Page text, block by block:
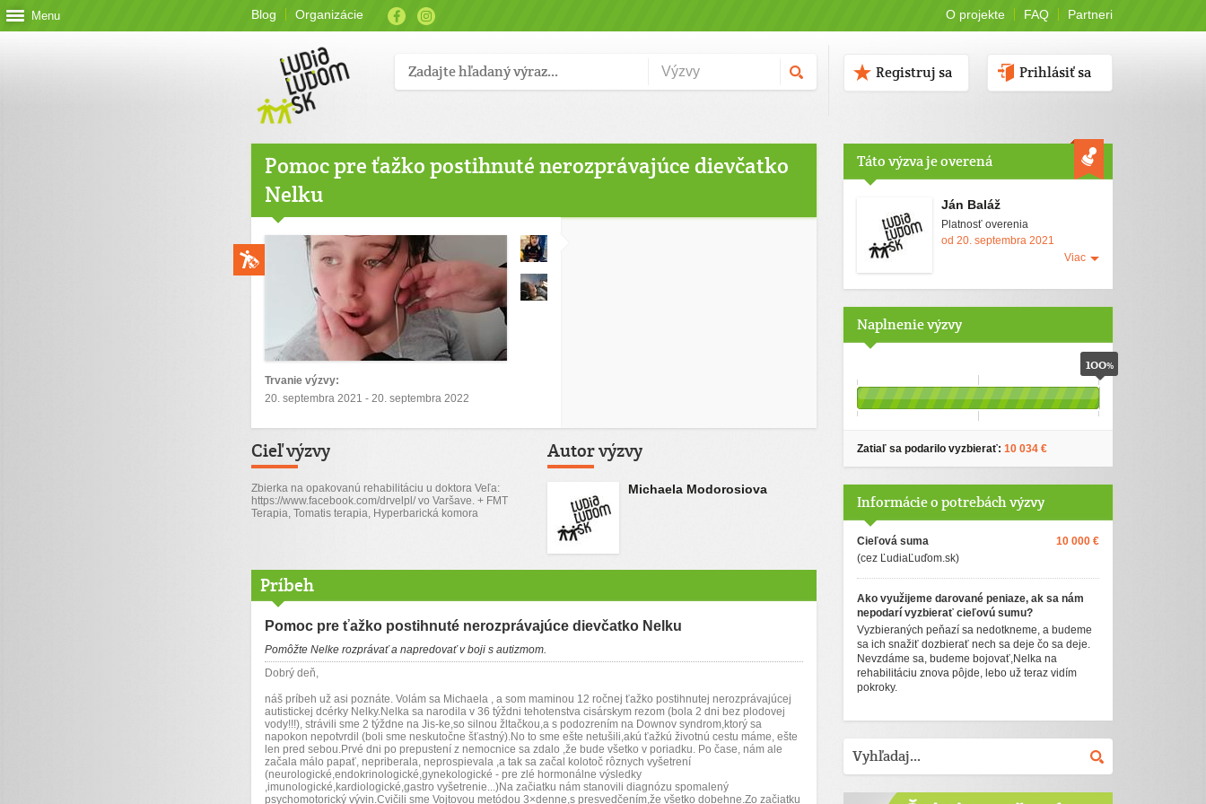
Menu Blog Organizácie O projekte FAQ Partneri
Prihlásiť sa
Registruj sa
Pomoc pre ťažko postihnuté nerozprávajúce dievčatko
Nelku
Trvanie výzvy:
20. septembra 2021 - 20. septembra 2022
Cieľ výzvy
Zbierka na opakovanú rehabilitáciu u doktora Veľa:
https://www.facebook.com/drvelpl/ vo Varšave. + FMT
Terapia, Tomatis terapia, Hyperbarická komora
Autor výzvy
Michaela Modorosiova
Príbeh
Pomoc pre ťažko postihnuté nerozprávajúce dievčatko Nelku
Pomôžte Nelke rozprávať a napredovať v boji s autizmom.
Dobrý deň,
náš príbeh už asi poznáte. Volám sa Michaela , a som maminou 12 ročnej ťažko postihnutej nerozprávajúcej
autistickej dcérky Nelky.Nelka sa narodila v 36 týždni tehotenstva cisárskym rezom (bola 2 dni bez plodovej
vody!!!), strávili sme 2 týždne na Jis-ke,so silnou žltačkou,a s podozrením na Downov syndrom,ktorý sa
napokon nepotvrdil (boli sme neskutočne šťastný).No to sme ešte netušili,akú ťažkú životnú cestu máme, ešte
len pred sebou.Prvé dni po prepustení z nemocnice sa zdalo ,že bude všetko v poriadku. Po čase, nám ale
začala málo papať, nepriberala, neprospievala ,a tak sa začal kolotoč rôznych vyšetrení
(neurologické,endokrinologické,gynekologické - pre zlé hormonálne výsledky
,imunologické,kardiologické,gastro vyšetrenie...)Na začiatku nám stanovili diagnózu spomalený
psychomotorický vývin.Cvičili sme Vojtovou metódou 3×denne,s presvedčením,že všetko dobehne.Zo začiatku
Táto výzva je overená
Ján Baláž
Platnosť overenia
od 20. septembra 2021
Viac
Naplnenie výzvy
100%
Zatiaľ sa podarilo vyzbierať: 10 034 €
Informácie o potrebách výzvy
Cieľová suma
(cez ĽudiaĽuďom.sk)
10 000 €
Ako využijeme darované peniaze, ak sa nám
nepodarí vyzbierať cieľovú sumu?
Vyzbieraných peňazí sa nedotkneme, a budeme
sa ich snažiť dozbierať nech sa deje čo sa deje.
Nevzdáme sa, budeme bojovať,Nelka na
rehabilitáciu znova pôjde, lebo už teraz vidím
pokroky.